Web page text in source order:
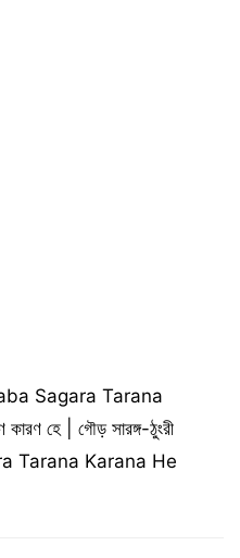
Sagara Tarana
হে | গৌড় সারঙ্গ-ঠুংরী
Tarana Karana He